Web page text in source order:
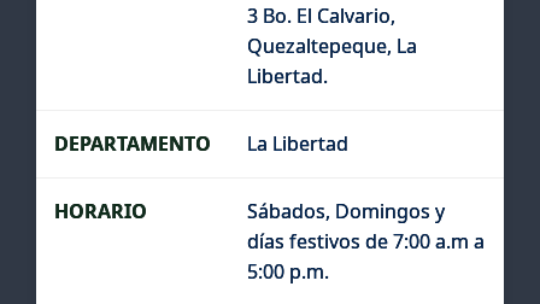
3 Bo. El Calvario,
Quezaltepeque, La
Libertad.
La Libertad
Sábados, Domingos y
días festivos de 7:00 a.m a
5:00 p.m.